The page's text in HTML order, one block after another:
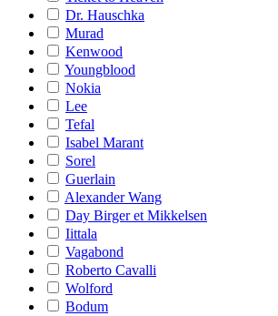
Dr. Hauschka
Murad
Kenwood
Youngblood
Nokia
Lee
Tefal
Isabel Marant
Sorel
Guerlain
Alexander Wang
Day Birger et Mikkelsen
Iittala
Vagabond
Roberto Cavalli
Wolford
Bodum